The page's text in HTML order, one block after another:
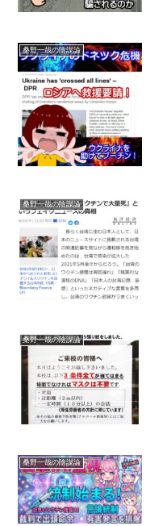
桑野一哉の陰謀論
桑野一哉の陰謀論
桑野一哉の陰謀論
桑野一哉の陰謀論